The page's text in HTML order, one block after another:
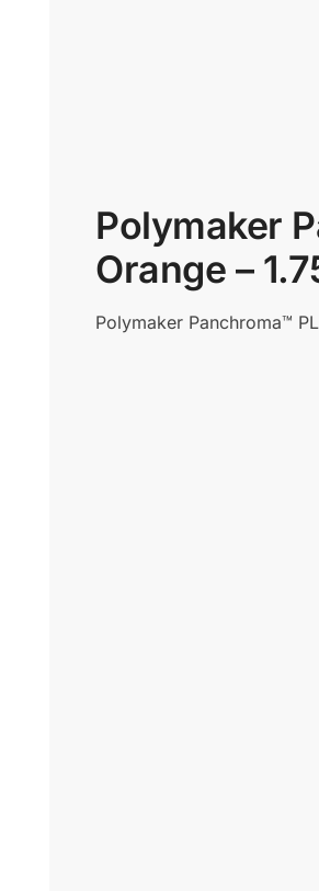
Polymaker
Orange –
Polymaker Panchroma™